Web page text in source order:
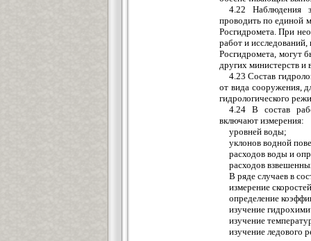
4.22 Наблюдения
проводить по единой
Росгидромета. При
работ и
Росгидромета, могут
других министерств и
4.23 Состав
от вида сооружения,
гидрологического
4.24 В состав
включают измерения:
уровней воды;
уклонов водной
расходов воды и
расходов
В ряде случаев в
измерение
определение
изучение
изучение
изучение ледового